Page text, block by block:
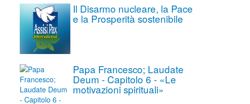
Il Disarmo nucleare, la Pace
e la Prosperità sostenibile
Papa Francesco; Laudate
Deum - Capitolo 6 - «Le
motivazioni spirituali»